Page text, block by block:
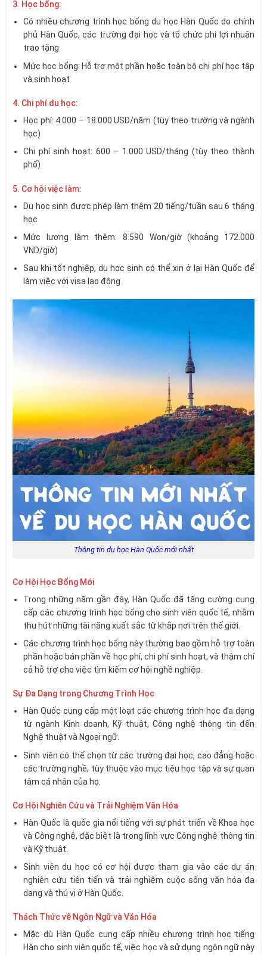
3. Học bổng:
Có nhiều chương trình học bổng du học Hàn Quốc do chính
phủ Hàn Quốc, các trường đại học và tổ chức phi lợi nhuận
trao tặng
Mức học bổng: Hỗ trợ một phần hoặc toàn bộ chi phí học tập
và sinh hoạt
4. Chi phí du học:
Học phí: 4.000 – 18.000 USD/năm (tùy theo trường và ngành
học)
Chi phí sinh hoạt: 600 – 1.000 USD/tháng (tùy theo thành
phố)
5. Cơ hội việc làm:
Du học sinh được phép làm thêm 20 tiếng/tuần sau 6 tháng
học
Mức lương làm thêm: 8.590 Won/giờ (khoảng 172.000
VND/giờ)
Sau khi tốt nghiệp, du học sinh có thể xin ở lại Hàn Quốc để
làm việc với visa lao động
Thông tin du học Hàn Quốc mới nhất
Cơ Hội Học Bổng Mới
Trong những năm gần đây, Hàn Quốc đã tăng cường cung
cấp các chương trình học bổng cho sinh viên quốc tế, nhằm
thu hút những tài năng xuất sắc từ khắp nơi trên thế giới.
Các chương trình học bổng này thường bao gồm hỗ trợ toàn
phần hoặc bán phần về học phí, chi phí sinh hoạt, và thậm chí
cả hỗ trợ cho việc tìm kiếm cơ hội nghề nghiệp.
Sự Đa Dạng trong Chương Trình Học
Hàn Quốc cung cấp một loạt các chương trình học đa dạng
từ ngành Kinh doanh, Kỹ thuật, Công nghệ thông tin đến
Nghệ thuật và Ngoại ngữ.
Sinh viên có thể chọn từ các trường đại học, cao đẳng hoặc
các trường nghề, tùy thuộc vào mục tiêu học tập và sự quan
tâm cá nhân của họ.
Cơ Hội Nghiên Cứu và Trải Nghiệm Văn Hóa
Hàn Quốc là quốc gia nổi tiếng với sự phát triển về Khoa học
và Công nghệ, đặc biệt là trong lĩnh vực Công nghệ thông tin
và Kỹ thuật.
Sinh viên du học có cơ hội được tham gia vào các dự án
nghiên cứu tiên tiến và trải nghiệm cuộc sống văn hóa đa
dạng và thú vị ở Hàn Quốc.
Thách Thức về Ngôn Ngữ và Văn Hóa
Mặc dù Hàn Quốc cung cấp nhiều chương trình học tiếng
Hàn cho sinh viên quốc tế, việc học và sử dụng ngôn ngữ này